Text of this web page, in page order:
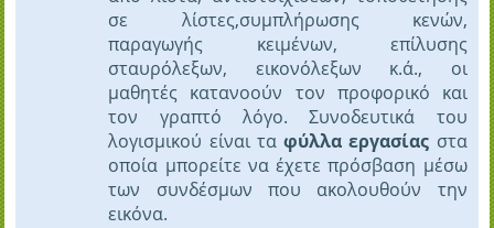
σε λίστες,συμπλήρωσης κενών,
παραγωγής κειμένων, επίλυσης
σταυρόλεξων, εικονόλεξων κ.ά., οι
μαθητές κατανοούν τον προφορικό και
τον γραπτό λόγο. Συνοδευτικά του
λογισμικού είναι ταφύλλα εργασίας στα
οποία μπορείτε να έχετε πρόσβαση μέσω
των συνδέσμων που ακολουθούν την
εικόνα.